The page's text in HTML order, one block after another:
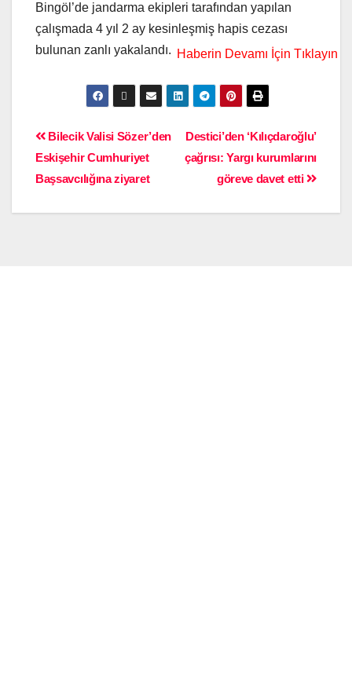
Bingöl’de jandarma ekipleri tarafından yapılan
çalışmada 4 yıl 2 ay kesinleşmiş hapis cezası
bulunan zanlı yakalandı.
Destici’den ‘Kılıçdaroğlu’
çağrısı: Yargı kurumlarını
göreve davet etti
Bilecik Valisi Sözer’den
Eskişehir Cumhuriyet
Başsavcılığına ziyaret